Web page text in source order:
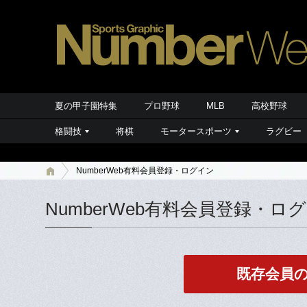
夏の甲子園特集 プロ野球 MLB 高校野球
格闘技 将棋 モータースポーツ ラグビー
NumberWeb有料会員登録・ログイン
NumberWeb有料会員登録・ロ
既存会員